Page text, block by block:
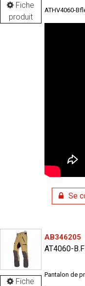
Fiche
produit
ATHV4060-
Se
Fiche
AB346205
AT4060-
Pantalon de